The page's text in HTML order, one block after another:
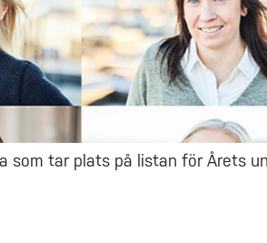
som tar plats på listan för Årets